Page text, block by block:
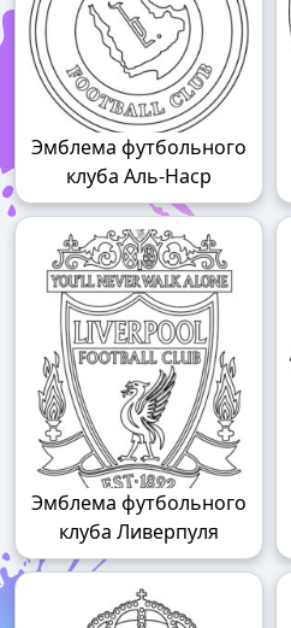
Эмблема футбольного
клуба Аль-Наср
Эмблема футбольного
клуба Ливерпуля